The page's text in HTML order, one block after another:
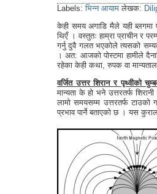
Labels:भिन्न आयाम लेखक:
केही समय अगाडि मैले यही ब्लगमा
थिएँ । वस्तुतः हाम्रा प्राचीन र
गर्नु दुवै गलत भएकोले त्यसको सम्यक्
। अत: आजको पोस्टमा हामीले
रहेका केही कथा, रुपक वा
वर्जित उत्तर शिरान र पृथ्वीको
मान्यता के हो भने उत्तरतर्फ
लामो समयसम्म उत्तरतर्फ
प्रभाव पार्ने बताएको छ । यस